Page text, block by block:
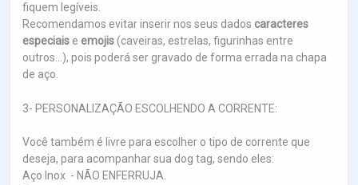
fiquem legíveis.
Recomendamos evitar inserir nos seus dados caracteres
especiais e emojis(caveiras, estrelas, figurinhas entre
outros...), pois poderá ser gravado de forma errada na chapa
de aço.
3- PERSONALIZAÇÃO ESCOLHENDO A CORRENTE:
Você também é livre para escolher o tipo de corrente que
deseja, para acompanhar sua dog tag, sendo eles:
Aço Inox - NÃO ENFERRUJA.